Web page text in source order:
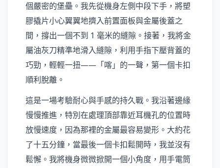
個嚴密的堡壘。我先從機身左側中段下手，將塑
膠撬片小心翼翼地擠入前置面板與金屬後蓋之
間，撐出一個不到 1 毫米的縫隙。接著，我將金
屬油灰刀精準地滑入縫隙，利用手指下壓背蓋的
巧勁，輕輕一扭——「喀」的一聲，第一個卡扣
順利脫離。
這是一場考驗耐心與手感的持久戰。我沿著邊緣
慢慢推進，特別在處理頂部靠近耳機孔的位置時
放慢速度，因為那裡的金屬最容易變形。大約花
了十五分鐘，當最後一個卡扣鬆開時，我並沒有
鬆懈。我將機身微微掀開一個小角度，用手電筒